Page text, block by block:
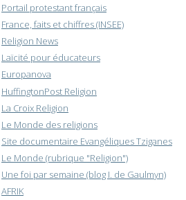
Portail protestant français
France, faits et chiffres (INSEE)
Religion News
Laïcité pour éducateurs
Europanova
HuffingtonPost Religion
La Croix Religion
Le Monde des religions
Site documentaire Evangéliques Tziganes
Le Monde (rubrique "Religion")
Une foi par semaine (blog I. de Gaulmyn)
AFRIK